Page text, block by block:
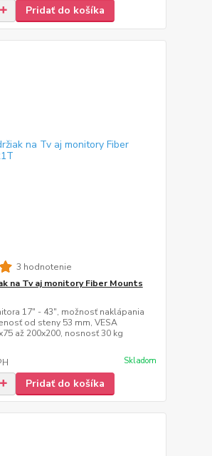
Pridať do košíka
3 hodnotenie
na Tv aj monitory Fiber Mounts
17" - 43", možnosť naklápania
od steny 53 mm, VESA
až 200x200, nosnosť 30 kg
Skladom
Pridať do košíka